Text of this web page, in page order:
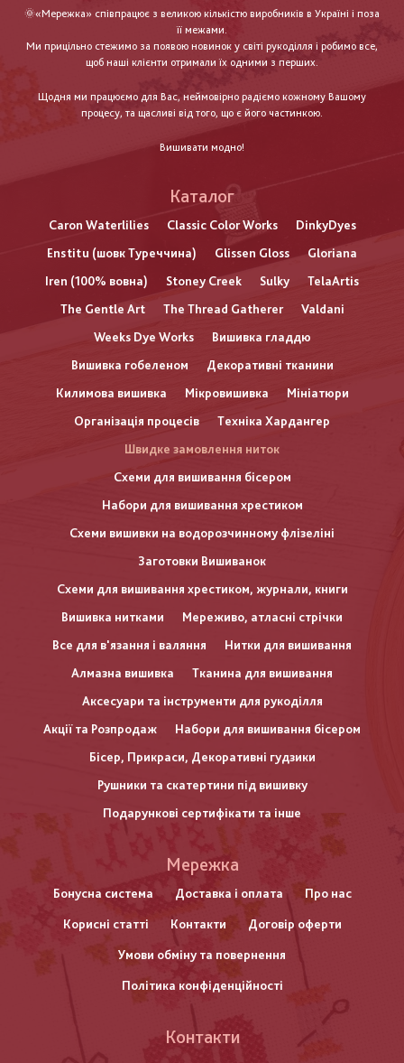
🌞«Мережка» співпрацює з великою кількістю виробників в Україні і поза
її межами.
Ми прицільно стежимо за появою новинок у світі рукоділля і робимо все,
щоб наші клієнти отримали їх одними з перших.
Щодня ми працюємо для Вас, неймовірно радіємо кожному Вашому
процесу, та щасливі від того, що є його частинкою.
Вишивати модно!
Каталог
Caron Waterlilies Classic Color Works
DinkyDyes
Enstitu (шовк Туреччина)
Glissen Gloss
Gloriana
Iren (100% вовна)
Stoney Creek Sulky
TelaArtis
The Gentle Art
The Thread Gatherer
Valdani
Weeks Dye Works
Вишивка гладдю
Вишивка гобеленом
Декоративні тканини
Килимова вишивка
Мікровишивка
Мініатюри
Організація процесів
Техніка Хардангер
Швидке замовлення ниток
Схеми для вишивання бісером
Набори для вишивання хрестиком
Схеми вишивки на водорозчинному флізеліні
Заготовки Вишиванок
Схеми для вишивання хрестиком, журнали, книги
Вишивка нитками
Мереживо, атласні стрічки
Все для в'язання і валяння
Нитки для вишивання
Алмазна вишивка
Тканина для вишивання
Аксесуари та інструменти для рукоділля
Акції та Розпродаж
Набори для вишивання бісером
Бісер, Прикраси, Декоративні гудзики
Рушники та скатертини під вишивку
Подарункові сертифікати та інше
нижнього
колонтитулу
Мережка
Бонусна система Доставка і оплата Про нас
Корисні статті Контакти Договір оферти
Умови обміну та повернення
Політика конфіденційності
Контакти